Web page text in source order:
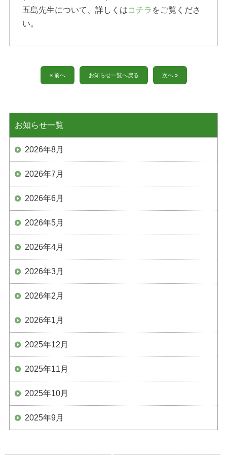
五島先生について、詳しくはコチラ をご覧くださ
い。
« 前へ お知らせ一覧へ戻る 次へ »
お知らせ一覧
2026年8月
2026年7月
2026年6月
2026年5月
2026年4月
2026年3月
2026年2月
2026年1月
2025年12月
2025年11月
2025年10月
2025年9月